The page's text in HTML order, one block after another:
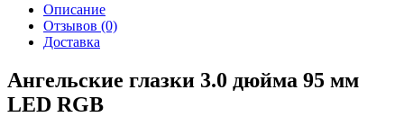
Описание
Отзывов (0)
Доставка
Ангельские глазки 3.0 дюйма 95 мм
LED RGB